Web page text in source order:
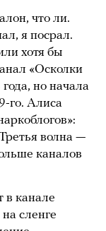
что ли.
я посрал.
хотя бы
«Осколки
но начала
го. Алиса
волна —
каналов
в канале
сленге